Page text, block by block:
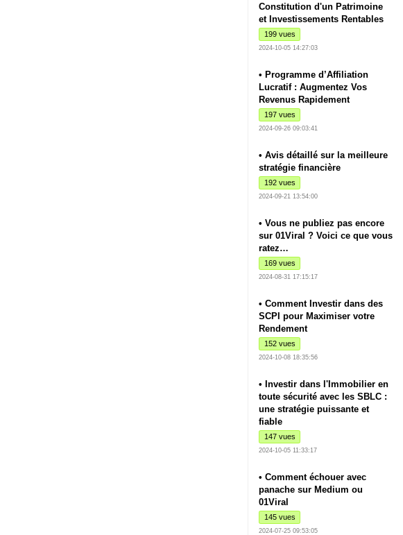
Constitution d'un Patrimoine
et Investissements Rentables
199 vues
2024-10-05 14:27:03
• Programme d’Affiliation
Lucratif : Augmentez Vos
Revenus Rapidement
197 vues
2024-09-26 09:03:41
• Avis détaillé sur la meilleure
stratégie financière
192 vues
2024-09-21 13:54:00
• Vous ne publiez pas encore
sur 01Viral ? Voici ce que vous
ratez…
169 vues
2024-08-31 17:15:17
• Comment Investir dans des
SCPI pour Maximiser votre
Rendement
152 vues
2024-10-08 18:35:56
• Investir dans l'Immobilier en
toute sécurité avec les SBLC :
une stratégie puissante et
fiable
147 vues
2024-10-05 11:33:17
• Comment échouer avec
panache sur Medium ou
01Viral
145 vues
2024-07-25 09:53:05